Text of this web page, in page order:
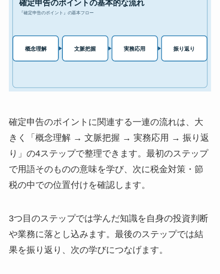
確定申告のポイントに関連する一連の流れは、大
きく「概念理解 → 文脈把握 → 実務応用 → 振り返
り」の4ステップで整理できます。最初のステップ
で用語そのものの意味を学び、次に税金対策・節
税の中での位置付けを確認します。
3つ目のステップでは学んだ知識を自身の投資判断
や業務に落とし込みます。最後のステップでは結
果を振り返り、次の学びにつなげます。